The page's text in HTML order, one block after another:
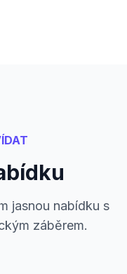
jasnou nabídku s
záběrem.